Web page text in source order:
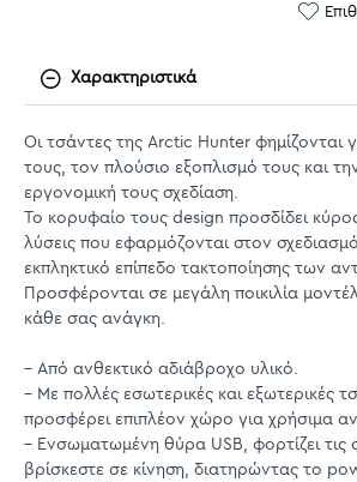
Χαρακτηριστικά
Οι τσάντες της Arctic Hunter φημίζονται
τους, τον πλούσιο εξοπλισμό τους και
εργονομική τους σχεδίαση.
Το κορυφαίο τους design προσδίδει
λύσεις που εφαρμόζονται στον
εκπληκτικό επίπεδο τακτοποίησης των
Προσφέρονται σε μεγάλη ποικιλία
κάθε σας ανάγκη.
– Από ανθεκτικό αδιάβροχο υλικό.
– Με πολλές εσωτερικές και εξωτερικές
προσφέρει επιπλέον χώρο για χρήσιμα
– Ενσωματωμένη θύρα USB, φορτίζει τις
βρίσκεστε σε κίνηση, διατηρώντας το